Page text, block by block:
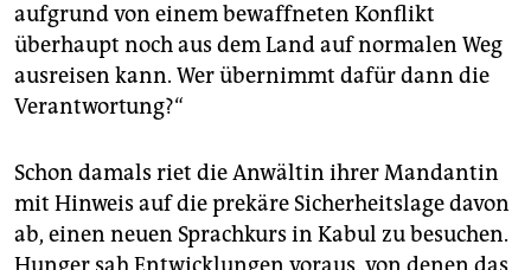
aufgrund von einem bewaffneten Konflikt
überhaupt noch aus dem Land auf normalen Weg
ausreisen kann. Wer übernimmt dafür dann die
Verantwortung?“
Schon damals riet die Anwältin ihrer Mandantin
mit Hinweis auf die prekäre Sicherheitslage davon
ab, einen neuen Sprachkurs in Kabul zu besuchen.